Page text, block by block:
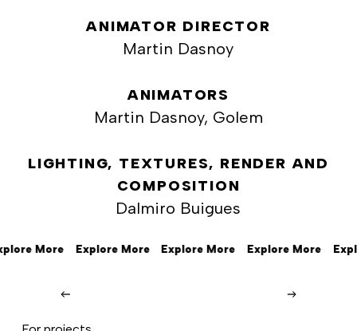
ANIMATOR DIRECTOR
Martin Dasnoy
ANIMATORS
Martin Dasnoy, Golem
LIGHTING, TEXTURES, RENDER AND
COMPOSITION
Dalmiro Buigues
More Explore More Explore More Explore More
Beats
Beats by Dre